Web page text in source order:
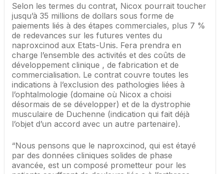
Selon les termes du contrat, Nicox pourrait toucher
jusqu’à 35 millions de dollars sous forme de
paiements liés à des étapes commerciales, plus 7 %
de redevances sur les futures ventes du
naproxcinod aux Etats-Unis. Fera prendra en
charge l’ensemble des activités et des coûts de
développement clinique , de fabrication et de
commercialisation. Le contrat couvre toutes les
indications à l’exclusion des pathologies liées à
l’ophtalmologie (domaine où Nicox a choisi
désormais de se développer) et de la dystrophie
musculaire de Duchenne (indication qui fait déjà
l’objet d’un accord avec un autre partenaire).
“Nous pensons que le naproxcinod, qui est étayé
par des données cliniques solides de phase
avancée, est un composé prometteur pour les